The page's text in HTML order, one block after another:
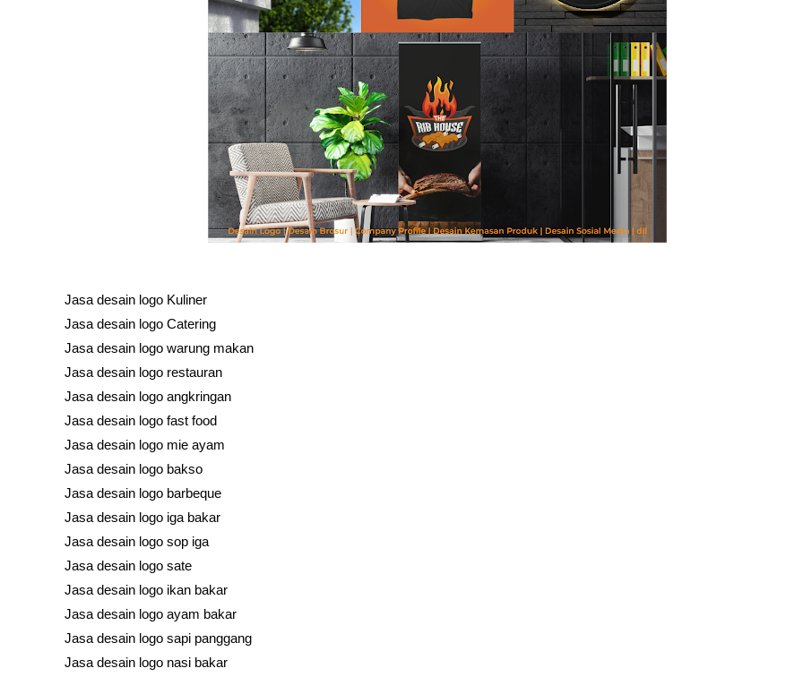
Jasa desain logo Kuliner
Jasa desain logo Catering
Jasa desain logo warung makan
Jasa desain logo restauran
Jasa desain logo angkringan
Jasa desain logo fast food
Jasa desain logo mie ayam
Jasa desain logo bakso
Jasa desain logo barbeque
Jasa desain logo iga bakar
Jasa desain logo sop iga
Jasa desain logo sate
Jasa desain logo ikan bakar
Jasa desain logo ayam bakar
Jasa desain logo sapi panggang
Jasa desain logo nasi bakar